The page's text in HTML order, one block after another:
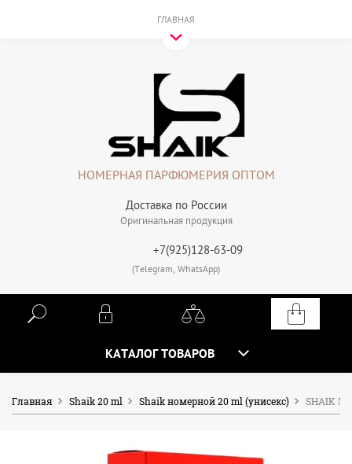
ГЛАВНАЯ
Доставка по России
Оригинальная продукция
НОМЕРНАЯ ПАРФЮМЕРИЯ ОПТОМ
+7(925)128-63-09
(Telegram, WhatsApp)
КАТАЛОГ ТОВАРОВ
Главная Shaik 20 ml Shaik номерной 20 ml (унисекс) SHAIK №